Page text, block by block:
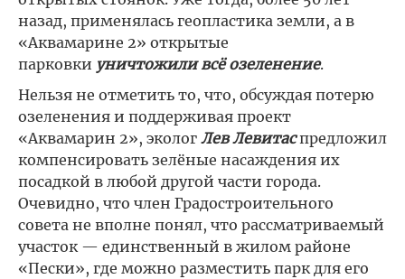
назад, применялась геопластика земли, а в
«Аквамарине 2» открытые
парковки уничтожили всё озеленение.
Нельзя не отметить то, что, обсуждая потерю
озеленения и поддерживая проект
«Аквамарин 2», эколог Лев Левитаспредложил
компенсировать зелёные насаждения их
посадкой в любой другой части города.
Очевидно, что член Градостроительного
совета не вполне понял, что рассматриваемый
участок — единственный в жилом районе
«Пески», где можно разместить парк для его